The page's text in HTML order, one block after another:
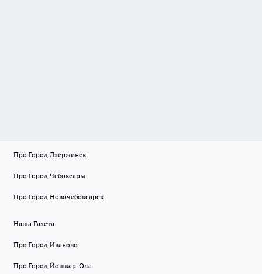
Про Город Дзержинск
Про Город Чебоксары
Про Город Новочебоксарск
Наша Газета
Про Город Иваново
Про Город Йошкар-Ола